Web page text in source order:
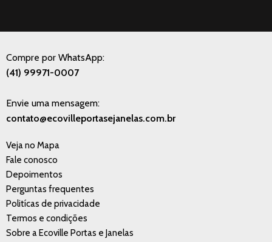
Compre por WhatsApp:
(41) 99971-0007
Envie uma mensagem:
contato@ecovilleportasejanelas.com.br
Veja no Mapa
Fale conosco
Depoimentos
Perguntas frequentes
Politícas de privacidade
Termos e condições
Sobre a Ecoville Portas e Janelas